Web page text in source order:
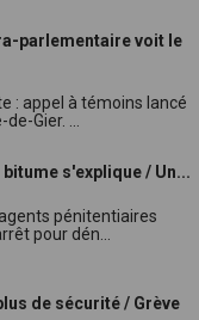
parlementaire voit le
: appel à témoins lancé
Gier. ...
s'explique / Un...
pénitentiaires
pour dén...
de sécurité / Grève